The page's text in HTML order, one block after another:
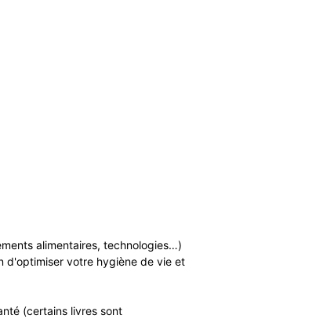
alimentaires, technologies…)
d'optimiser votre hygiène de vie et
(certains livres sont